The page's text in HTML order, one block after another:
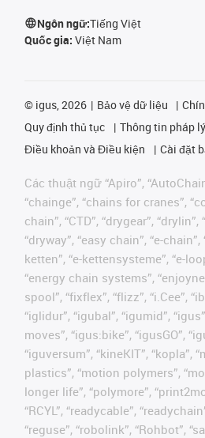
Ngôn ngữ:Tiếng Việt
Quốc gia: Việt Nam
© igus, 2026 Bảo vệ dữ liệu
Quy định thủ tục
Thông tin pháp
Điều khoản và Điều kiện
Cài đặt
Các thuật ngữ “Apiro”,
“chainge”, “chains for cranes”,
chain”, “CTD”, “drygear”,
“dryway”, “easy chain”, “e-
ketten”, “e-kettensysteme”, “e-
“energy chain systems”,
spool”, “fixflex”, “flizz”, “i.Cee”,
“iglidur”, “igubal”, “igumid”,
moves”, “igus:bike”, “igusGO”,
“iguversum”, “kineKIT”, “kopla”,
plastics”, “motion polymers”,
longer life”, “polymore”,
“RCYL”, “readycable”,
“reguse”, “robolink”, “Rohbot”,